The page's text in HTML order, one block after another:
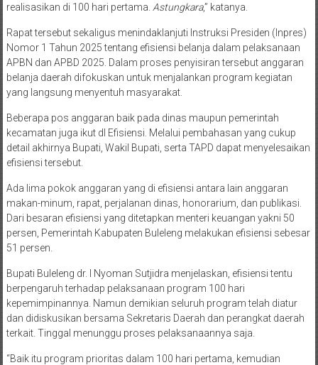
realisasikan di 100 hari pertama. Astungkara,” katanya.
Rapat tersebut sekaligus menindaklanjuti Instruksi Presiden (Inpres)
Nomor 1 Tahun 2025 tentang efisiensi belanja dalam pelaksanaan
APBN dan APBD 2025. Dalam proses penyisiran tersebut anggaran
belanja daerah difokuskan untuk menjalankan program kegiatan
yang langsung menyentuh masyarakat.
Beberapa pos anggaran baik pada dinas maupun pemerintah
kecamatan juga ikut dI Efisiensi. Melalui pembahasan yang cukup
detail akhirnya Bupati, Wakil Bupati, serta TAPD dapat menyelesaikan
efisiensi tersebut.
Ada lima pokok anggaran yang di efisiensi antara lain anggaran
makan-minum, rapat, perjalanan dinas, honorarium, dan publikasi.
Dari besaran efisiensi yang ditetapkan menteri keuangan yakni 50
persen, Pemerintah Kabupaten Buleleng melakukan efisiensi sebesar
51 persen.
Bupati Buleleng dr. I Nyoman Sutjidra menjelaskan, efisiensi tentu
berpengaruh terhadap pelaksanaan program 100 hari
kepemimpinannya. Namun demikian seluruh program telah diatur
dan didiskusikan bersama Sekretaris Daerah dan perangkat daerah
terkait. Tinggal menunggu proses pelaksanaannya saja.
“Baik itu program prioritas dalam 100 hari pertama, kemudian